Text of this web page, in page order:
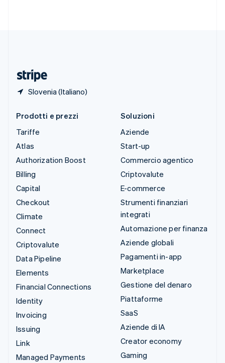
Slovenia (Italiano)
Prodotti e prezzi
Tariffe
Atlas
Authorization Boost
Billing
Capital
Checkout
Climate
Connect
Criptovalute
Data Pipeline
Elements
Financial Connections
Identity
Invoicing
Issuing
Link
Managed Payments
Soluzioni
Aziende
Start-up
Commercio agentico
Criptovalute
E-commerce
Strumenti finanziari
integrati
Automazione per finanza
Aziende globali
Pagamenti in-app
Marketplace
Gestione del denaro
Piattaforme
SaaS
Aziende di IA
Creator economy
Gaming